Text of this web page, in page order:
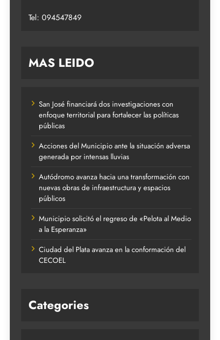
Tel: 094547849
MAS LEIDO
San José financiará dos investigaciones con
enfoque territorial para fortalecer las políticas
públicas
Acciones del Municipio ante la situación adversa
generada por intensas lluvias
Autódromo avanza hacia una transformación con
nuevas obras de infraestructura y espacios
públicos
Municipio solicitó el regreso de «Pelota al Medio
a la Esperanza»
Ciudad del Plata avanza en la conformación del
CECOEL
Categories